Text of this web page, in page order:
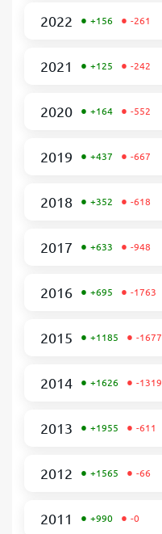
2022 • +156 • -261
2021 • +125 • -242
2020 • +164 • -552
2019 • +437 • -667
2018 • +352 • -618
2017 • +633 • -948
2016 • +695 • -1763
2015 • +1185 • -1677
2014 • +1626 • -1319
2013 • +1955 • -611
2012 • +1565 • -66
2011 • +990 • -0